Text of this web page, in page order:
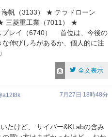
帆（3133） ★ テラドローン
三菱重工業（7011） ★
プレイ（6740） 首位は、今後の
伸びしろがあるか、個人的に注
全文表示
a12t8k
7月27日 18時48分
たけど、 サイバー&KLabの含み